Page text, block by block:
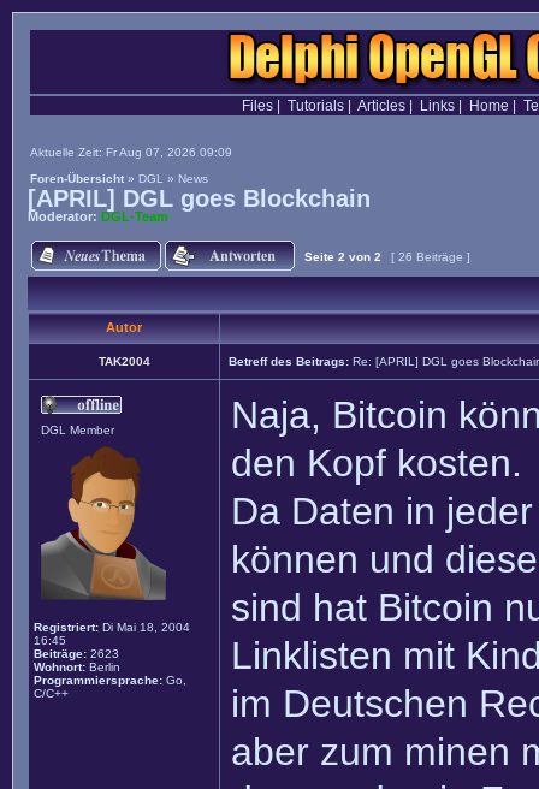
Files| Tutorials| Articles| Links| Home
Aktuelle Zeit: Fr Aug 07, 2026 09:09
Foren-Übersicht » DGL » News
[APRIL] DGL goes Blockchain
Moderator: DGL-Team
Seite 2 von 2 [ 26 Beiträge ]
Autor
TAK2004 Betreff des Beitrags: Re: [APRIL] DGL goes
DGL Member
Registriert: Di Mai 18, 2004
16:45
Beiträge: 2623
Wohnort: Berlin
Programmiersprache: Go,
C/C++
Naja, Bitcoin
den Kopf kosten.
Da Daten in
können und
sind hat Bitcoin
Linklisten mit
im Deutschen
aber zum minen